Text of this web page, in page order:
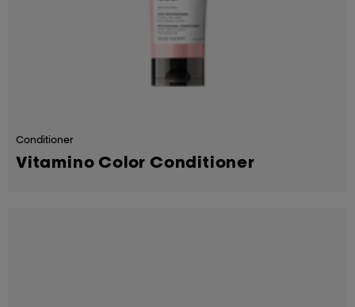
Conditioner
Vitamino Color Conditioner